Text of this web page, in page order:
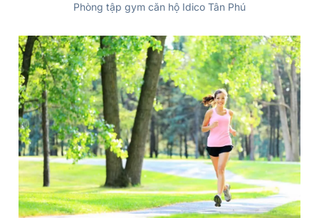
Phòng tập gym căn hộ Idico Tân Phú